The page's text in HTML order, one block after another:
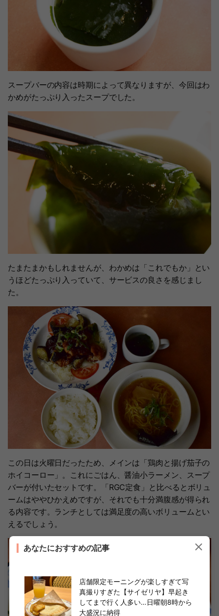
スープバーの内容は時期によって異なりますが、今回はわ
かめがたっぷり入ったスープでした。
たまたまかもしれませんが、わかめは「これでもか」とい
うほどたっぷり入っていて、サービスの良さを感じまし
た。
この日は火曜日だったため、メインは「鶏肉と揚げ茄子の
ホイコーロー」。これにごはん、醤油小ラーメン、スープ
バーが付いたセットです。「RGC定食」と比べるとボリュ
ームはややひかえめですが、それでも十分満腹感が得られ
る内容です。ランチとしては満足度の高いボリュームとい
えるでしょう。
あなたにおすすめの記事
店舗限定モーニングが楽しすぎて写
真撮りすぎた【サイゼリヤ】早起き
してまで行く人多い…日曜朝8時から
大盛況に納得